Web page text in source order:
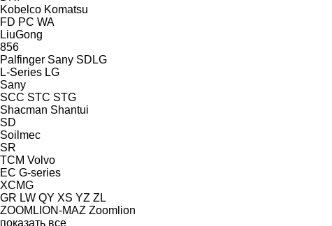
Kobelco Komatsu
FD PC WA
LiuGong
856
Palfinger Sany SDLG
L-Series LG
Sany
SCC STC STG
Shacman Shantui
SD
Soilmec
SR
TCM Volvo
EC G-series
XCMG
GR LW QY XS YZ ZL
ZOOMLION-MAZ Zoomlion
показать все